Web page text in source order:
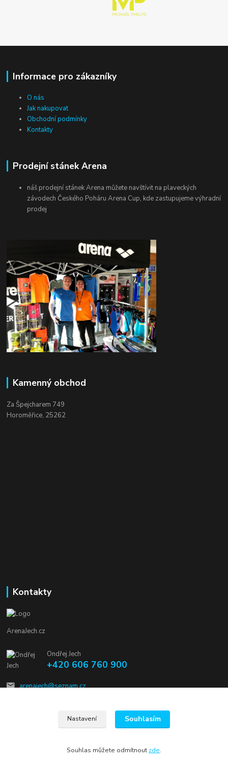
Informace pro zákazníky
O nás
Jak nakupovat
Obchodní podmínky
Kontakty
Prodejní stánek Arena
náš prodejní stánek Arena můžete navštívit na plaveckých
závodech Českého Poháru Arena Cup, kde zastupujeme výhradní
prodej
Kamenný obchod
Za Špejcharem 749
Horoměřice, 25262
Kontakty
ArenaJech.cz
Ondřej Jech
+420 606 760 900
arenajech@seznam.cz
Nastavení Souhlasím
Souhlas můžete odmítnout zde.